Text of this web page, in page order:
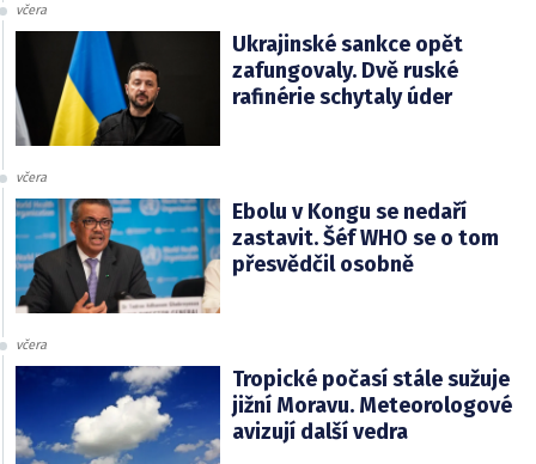
včera
Ukrajinské sankce opět
zafungovaly. Dvě ruské
rafinérie schytaly úder
včera
Ebolu v Kongu se nedaří
zastavit. Šéf WHO se o tom
přesvědčil osobně
včera
Tropické počasí stále sužuje
jižní Moravu. Meteorologové
avizují další vedra